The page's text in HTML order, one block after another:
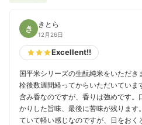
き きとら
12月26日
Excellent!!
国平米シリーズの生酛純米をいただ
栓後数週間経ってからいただいていま
含み香なのですが、香りは強めです。
かりした旨味、最後に苦味が残りま
ていて軽い感じなのですが、日をおく